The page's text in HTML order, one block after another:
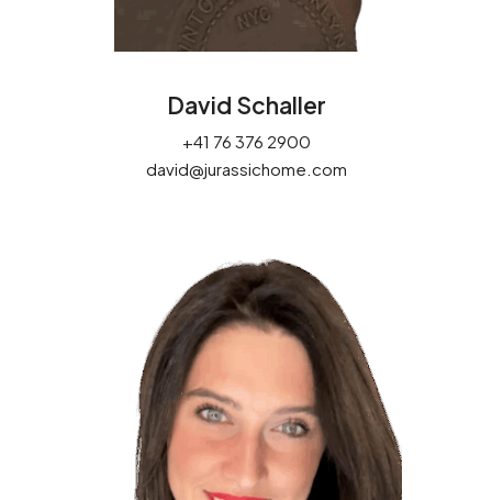
David Schaller
+41 76 376 2900
david@jurassichome.com